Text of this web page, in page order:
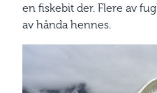
en fiskebit der. Flere av
av hånda hennes.